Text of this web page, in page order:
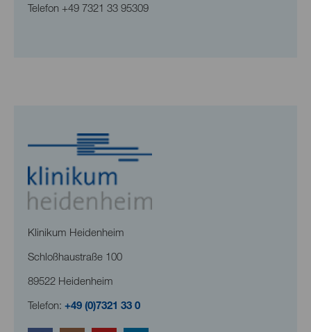
Telefon +49 7321 33 95309
Klinikum Heidenheim
Schloßhaustraße 100
89522 Heidenheim
Telefon: +49 (0)7321 33 0